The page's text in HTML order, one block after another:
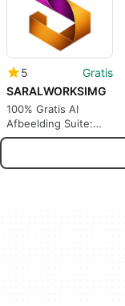
5
Gratis
SARALWORKSIMG
100% Gratis AI
Afbeelding Suite:
Comprimeren naar
Verwijder BG &